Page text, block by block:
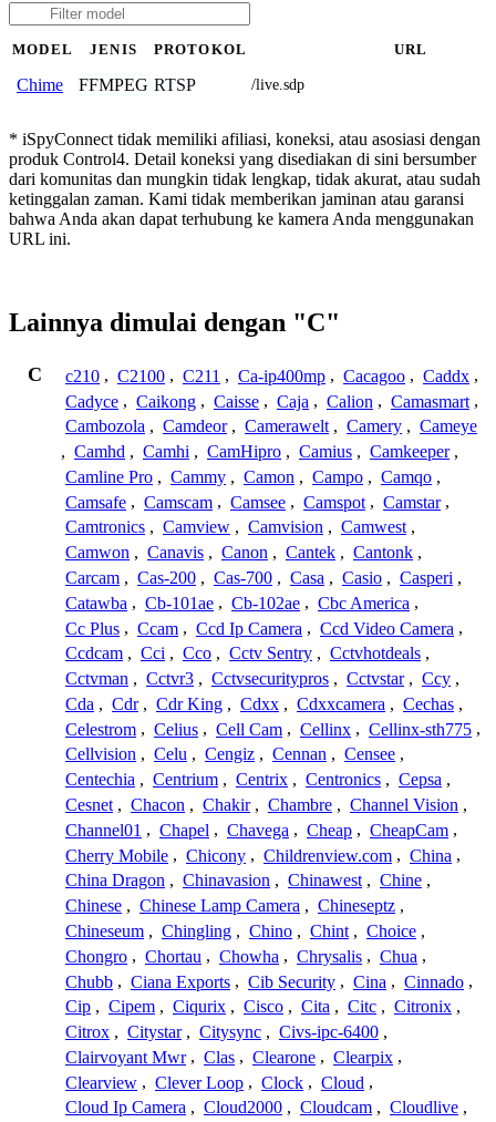
MODEL JENIS PROTOKOL URL
Chime FFMPEG RTSP /live.sdp
* iSpyConnect tidak memiliki afiliasi, koneksi, atau asosiasi dengan
produk Control4. Detail koneksi yang disediakan di sini bersumber
dari komunitas dan mungkin tidak lengkap, tidak akurat, atau sudah
ketinggalan zaman. Kami tidak memberikan jaminan atau garansi
bahwa Anda akan dapat terhubung ke kamera Anda menggunakan
URL ini.
Lainnya dimulai dengan "C"
C c210 , C2100 , C211 , Ca-ip400mp , Cacagoo , Caddx ,
Cadyce , Caikong , Caisse , Caja , Calion , Camasmart ,
Cambozola , Camdeor , Camerawelt , Camery , Cameye
, Camhd , Camhi , CamHipro , Camius , Camkeeper ,
Camline Pro , Cammy , Camon , Campo , Camqo ,
Camsafe , Camscam , Camsee , Camspot , Camstar ,
Camtronics , Camview , Camvision , Camwest ,
Camwon , Canavis , Canon , Cantek , Cantonk ,
Carcam , Cas-200 , Cas-700 , Casa , Casio , Casperi ,
Catawba , Cb-101ae , Cb-102ae , Cbc America ,
Cc Plus , Ccam , Ccd Ip Camera , Ccd Video Camera ,
Ccdcam , Cci , Cco , Cctv Sentry , Cctvhotdeals ,
Cctvman , Cctvr3 , Cctvsecuritypros , Cctvstar , Ccy ,
Cda , Cdr , Cdr King , Cdxx , Cdxxcamera , Cechas ,
Celestrom , Celius , Cell Cam , Cellinx , Cellinx-sth775 ,
Cellvision , Celu , Cengiz , Cennan , Censee ,
Centechia , Centrium , Centrix , Centronics , Cepsa ,
Cesnet , Chacon , Chakir , Chambre , Channel Vision ,
Channel01 , Chapel , Chavega , Cheap , CheapCam ,
Cherry Mobile , Chicony , Childrenview.com , China ,
China Dragon , Chinavasion , Chinawest , Chine ,
Chinese , Chinese Lamp Camera , Chineseptz ,
Chineseum , Chingling , Chino , Chint , Choice ,
Chongro , Chortau , Chowha , Chrysalis , Chua ,
Chubb , Ciana Exports , Cib Security , Cina , Cinnado ,
Cip , Cipem , Ciqurix , Cisco , Cita , Citc , Citronix ,
Citrox , Citystar , Citysync , Civs-ipc-6400 ,
Clairvoyant Mwr , Clas , Clearone , Clearpix ,
Clearview , Clever Loop , Clock , Cloud ,
Cloud Ip Camera , Cloud2000 , Cloudcam , Cloudlive ,